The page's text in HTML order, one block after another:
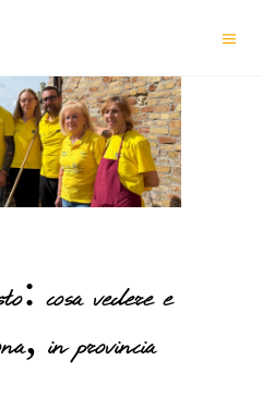
cosa vedere e
in provincia